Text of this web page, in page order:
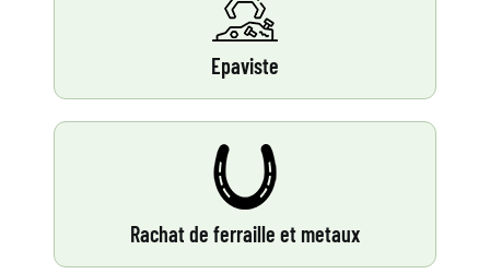
Epaviste
Rachat de ferraille et metaux